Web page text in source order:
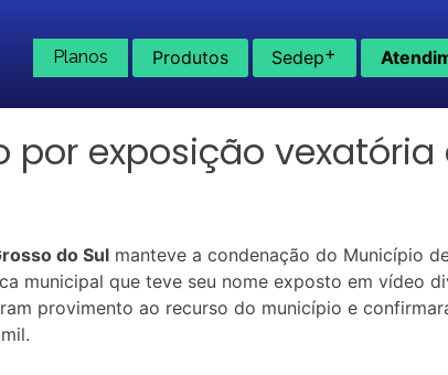
Planos Produtos Sedep+
por exposição
do Sul manteve a condenação do Município
municipal que teve seu nome exposto em vídeo
provimento ao recurso do município e